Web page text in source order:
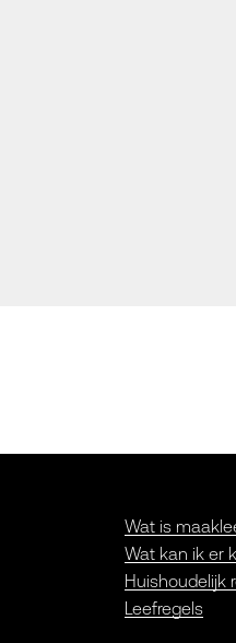
Wat is
Wat kan ik er
Huishoudelijk
Leefregels